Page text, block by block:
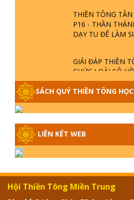
THIỀN TÔNG
P16 - THẦN
DẠY TU ĐỂ LÀM
GIẢI ĐÁP THIỀN
CHỨC LOÀI CÔ
PHẬT KHI NÀO
GIẢI ĐÁP THIỀN
P14 - NGUỒN
LỊCH - TẦNG
ĐÂU
ĐƯỢC KHÔNG?
GIẢ | TTTD
SÁCH QUÝ THIỀN TÔNG HỌC
LIÊN KẾT WEB
Hội Thiền Tông Miền Trung